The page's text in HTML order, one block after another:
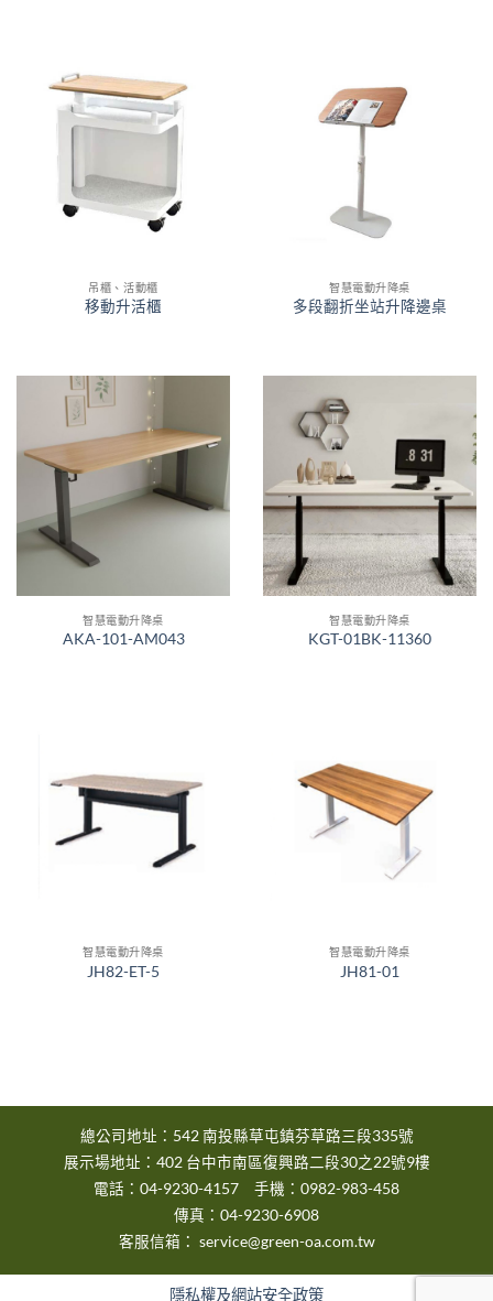
吊櫃、活動櫃
移動升活櫃
智慧電動升降桌
多段翻折坐站升降邊桌
智慧電動升降桌
AKA-101-AM043
智慧電動升降桌
KGT-01BK-11360
智慧電動升降桌
JH82-ET-5
智慧電動升降桌
JH81-01
總公司地址：542 南投縣草屯鎮芬草路三段335號
展示場地址：402 台中市南區復興路二段30之22號9樓
電話：04-9230-4157 手機：0982-983-458
傳真：04-9230-6908
客服信箱： service@green-oa.com.tw
隱私權及網站安全政策